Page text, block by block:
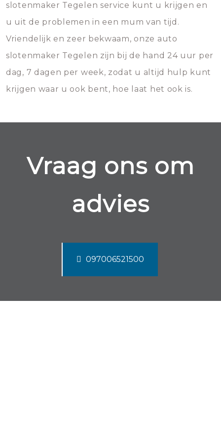
slotenmaker Tegelen service kunt u krijgen en
u uit de problemen in een mum van tijd.
Vriendelijk en zeer bekwaam, onze auto
slotenmaker Tegelen zijn bij de hand 24 uur per
dag, 7 dagen per week, zodat u altijd hulp kunt
krijgen waar u ook bent, hoe laat het ook is.
Vraag ons om
advies
097006521500